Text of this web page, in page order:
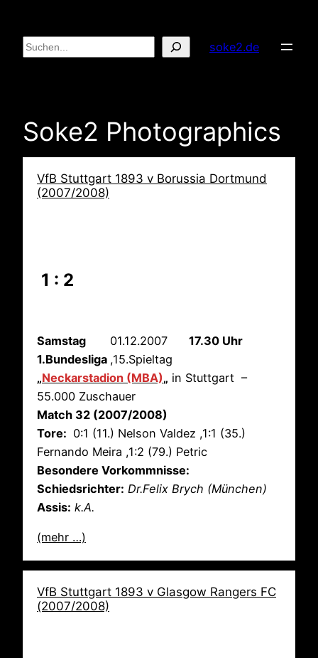
Inhalt
springen
Suchen soke2.de
Soke2 Photographics
VfB Stuttgart 1893 v Borussia Dortmund
(2007/2008)
1 : 2
Samstag 01.12.2007 17.30 Uhr
1.Bundesliga ,15.Spieltag
„Neckarstadion (MBA)„ in Stuttgart –
55.000 Zuschauer
Match 32 (2007/2008)
Tore: 0:1 (11.) Nelson Valdez ,1:1 (35.)
Fernando Meira ,1:2 (79.) Petric
Besondere Vorkommnisse:
Schiedsrichter: Dr.Felix Brych (München)
Assis: k.A.
(mehr …)
VfB Stuttgart 1893 v Glasgow Rangers FC
(2007/2008)